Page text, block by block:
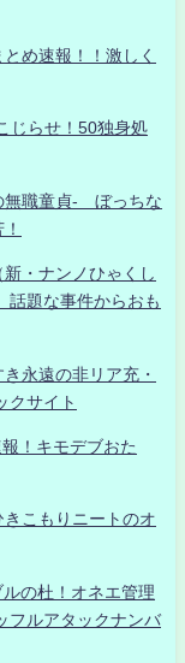
め速報！！激しく
じらせ！50独身処
職童貞- ぼっちな
・ナンノひゃくし
題な事件からおも
永遠の非リア充・
クサイト
！キモデブおた
こもりニートのオ
の杜！オネエ管理
フルアタックナンバ